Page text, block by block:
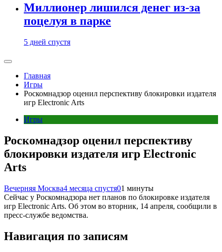
Миллионер лишился денег из-за
поцелуя в парке
5 дней спустя
Главная
Игры
Роскомнадзор оценил перспективу блокировки издателя
игр Electronic Arts
Игры
Роскомнадзор оценил перспективу
блокировки издателя игр Electronic
Arts
Вечерняя Москва4 месяца спустя01 минуты
Сейчас у Роскомнадзора нет планов по блокировке издателя
игр Electronic Arts. Об этом во вторник, 14 апреля, сообщили в
пресс-службе ведомства.
Навигация по записям